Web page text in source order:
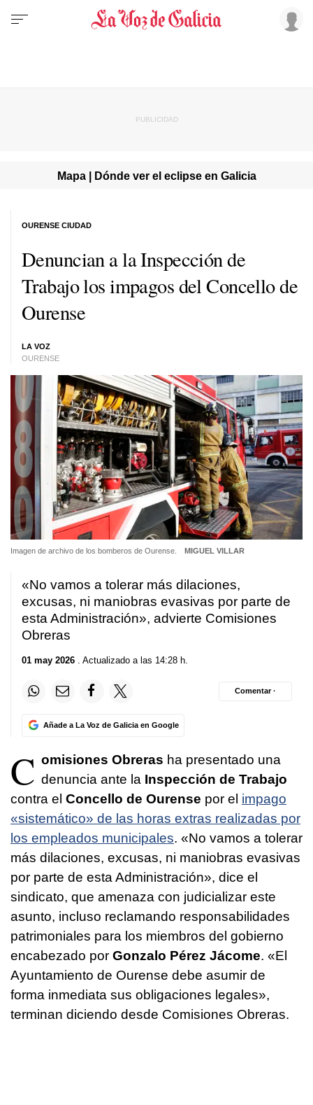
Mapa | Dónde ver el eclipse en Galicia
Denuncian a la Inspección de
Trabajo los impagos del Concello de
Ourense
LA VOZ
OURENSE
OURENSE CIUDAD
Imagen de archivo de los bomberos de Ourense. MIGUEL VILLAR
«No vamos a tolerar más dilaciones,
excusas, ni maniobras evasivas por parte de
esta Administración», advierte Comisiones
Obreras
01 may 2026 . Actualizado a las 14:28 h.
Añade a La Voz de Galicia en Google
Comentar ·
C omisiones Obreras ha presentado una
denuncia ante la Inspección de Trabajo
contra el Concello de Ourense por el impago
«sistemático» de las horas extras realizadas por
los empleados municipales. «No vamos a tolerar
más dilaciones, excusas, ni maniobras evasivas
por parte de esta Administración», dice el
sindicato, que amenaza con judicializar este
asunto, incluso reclamando responsabilidades
patrimoniales para los miembros del gobierno
encabezado por Gonzalo Pérez Jácome. «El
Ayuntamiento de Ourense debe asumir de
forma inmediata sus obligaciones legales»,
terminan diciendo desde Comisiones Obreras.